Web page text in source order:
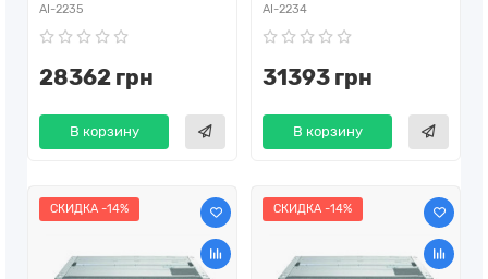
AI-2235
28362 грн
В корзину
AI-2234
31393 грн
В корзину
СКИДКА -14% СКИДКА -14%